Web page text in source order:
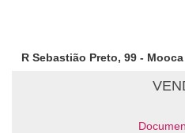
R Sebastião Preto, 99 -